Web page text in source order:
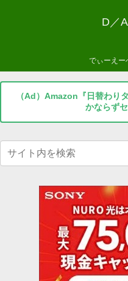
D／
でぃーえー
（Ad）Amazon『日替わり
かならず